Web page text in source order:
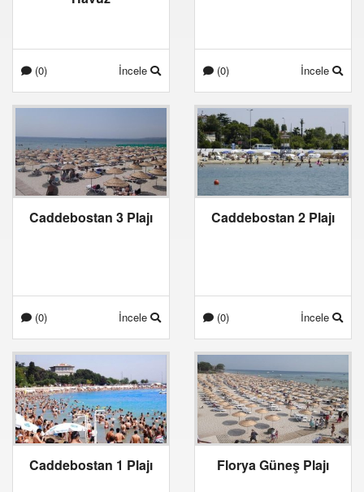
(0) İncele (0) İncele
Caddebostan 3 Plajı
(0) İncele
Caddebostan 2 Plajı
(0) İncele
Caddebostan 1 Plajı Florya Güneş Plajı